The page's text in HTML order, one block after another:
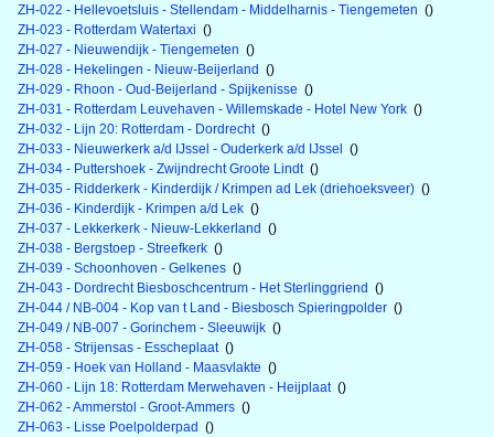
ZH-022 - Hellevoetsluis - Stellendam - Middelharnis - Tiengemeten ()
ZH-023 - Rotterdam Watertaxi ()
ZH-027 - Nieuwendijk - Tiengemeten ()
ZH-028 - Hekelingen - Nieuw-Beijerland ()
ZH-029 - Rhoon - Oud-Beijerland - Spijkenisse ()
ZH-031 - Rotterdam Leuvehaven - Willemskade - Hotel New York ()
ZH-032 - Lijn 20: Rotterdam - Dordrecht ()
ZH-033 - Nieuwerkerk a/d IJssel - Ouderkerk a/d IJssel ()
ZH-034 - Puttershoek - Zwijndrecht Groote Lindt ()
ZH-035 - Ridderkerk - Kinderdijk / Krimpen ad Lek (driehoeksveer) ()
ZH-036 - Kinderdijk - Krimpen a/d Lek ()
ZH-037 - Lekkerkerk - Nieuw-Lekkerland ()
ZH-038 - Bergstoep - Streefkerk ()
ZH-039 - Schoonhoven - Gelkenes ()
ZH-043 - Dordrecht Biesboschcentrum - Het Sterlinggriend ()
ZH-044 / NB-004 - Kop van t Land - Biesbosch Spieringpolder ()
ZH-049 / NB-007 - Gorinchem - Sleeuwijk ()
ZH-058 - Strijensas - Esscheplaat ()
ZH-059 - Hoek van Holland - Maasvlakte ()
ZH-060 - Lijn 18: Rotterdam Merwehaven - Heijplaat ()
ZH-062 - Ammerstol - Groot-Ammers ()
ZH-063 - Lisse Poelpolderpad ()